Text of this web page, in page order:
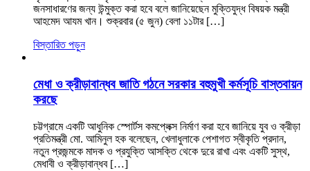
জনসাধারণের জন্য উন্মুক্ত করা হবে বলে জানিয়েছেন মুক্তিযুদ্ধ বিষয়ক মন্ত্রী
আহমেদ আযম খান। শুক্রবার (৫ জুন) বেলা ১১টার […]
বিস্তারিত পড়ুন
মেধা ও ক্রীড়াবান্ধব জাতি গঠনে সরকার বহুমুখী কর্মসূচি বাস্তবায়ন
করছে
চট্টগ্রামে একটি আধুনিক স্পোর্টস কমপ্লেক্স নির্মাণ করা হবে জানিয়ে যুব ও ক্রীড়া
প্রতিমন্ত্রী মো. আমিনুল হক বলেছেন, খেলাধুলাকে পেশাগত স্বীকৃতি প্রদান,
নতুন প্রজন্মকে মাদক ও প্রযুক্তি আসক্তি থেকে দুরে রাখা এবং একটি সুস্থ,
মেধাবী ও ক্রীড়াবান্ধব […]